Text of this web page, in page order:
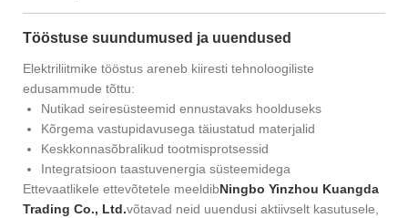
Tööstuse suundumused ja uuendused
Elektriliitmike tööstus areneb kiiresti tehnoloogiliste
edusammude tõttu:
Nutikad seiresüsteemid ennustavaks hoolduseks
Kõrgema vastupidavusega täiustatud materjalid
Keskkonnasõbralikud tootmisprotsessid
Integratsioon taastuvenergia süsteemidega
Ettevaatlikele ettevõtetele meeldibNingbo Yinzhou Kuangda
Trading Co., Ltd.võtavad neid uuendusi aktiivselt kasutusele,